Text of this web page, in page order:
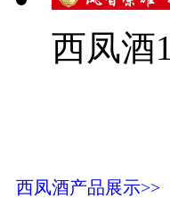
西凤酒
西凤酒产品展示>>